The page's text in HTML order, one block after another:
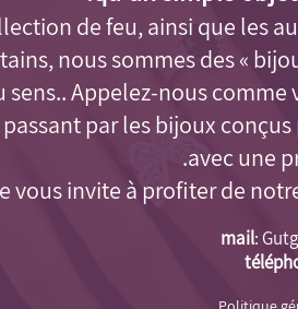
de feu, ainsi que les
nous sommes des «
Appelez-nous
par les bijoux
avec une
vous invite à profiter de
mail: